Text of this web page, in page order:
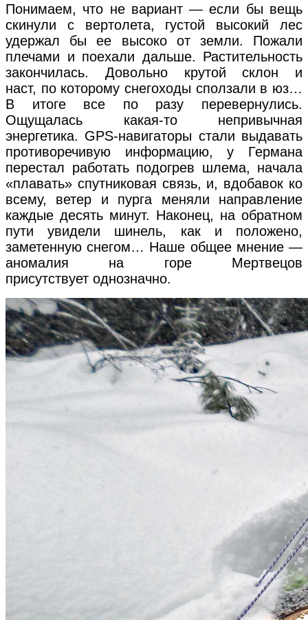
Понимаем, что не вариант — если бы вещь
скинули с вертолета, густой высокий лес
удержал бы ее высоко от земли. Пожали
плечами и поехали дальше. Растительность
закончилась. Довольно крутой склон и
наст, по которому снегоходы сползали в юз…
В итоге все по разу перевернулись.
Ощущалась какая-то непривычная
энергетика. GPS-навигаторы стали выдавать
противоречивую информацию, у Германа
перестал работать подогрев шлема, начала
«плавать» спутниковая связь, и, вдобавок ко
всему, ветер и пурга меняли направление
каждые десять минут. Наконец, на обратном
пути увидели шинель, как и положено,
заметенную снегом… Наше общее мнение —
аномалия на горе Мертвецов
присутствует однозначно.